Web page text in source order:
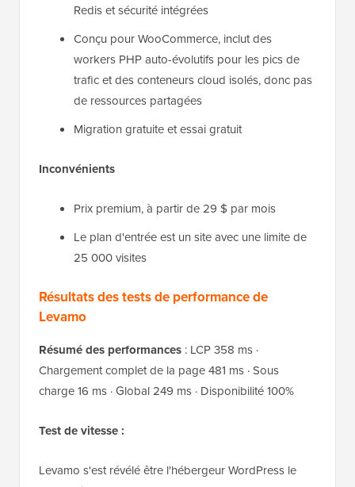
Redis et sécurité intégrées
Conçu pour WooCommerce, inclut des
workers PHP auto-évolutifs pour les pics de
trafic et des conteneurs cloud isolés, donc pas
de ressources partagées
Migration gratuite et essai gratuit
Inconvénients
Prix premium, à partir de 29 $ par mois
Le plan d'entrée est un site avec une limite de
25 000 visites
Résultats des tests de performance de
Levamo
Résumé des performances : LCP 358 ms ·
Chargement complet de la page 481 ms · Sous
charge 16 ms · Global 249 ms · Disponibilité 100%
Test de vitesse :
Levamo s'est révélé être l'hébergeur WordPress le